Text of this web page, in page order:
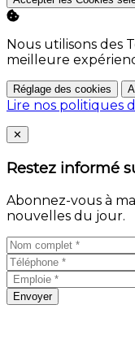
Nous utilisons des
meilleure
Réglage des cookies
Lire nos politiques
Close
✕
Restez informé
Abonnez-vous à
nouvelles du jour.
Envoyer